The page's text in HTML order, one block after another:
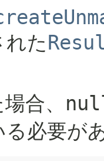
た
場合、
必要が